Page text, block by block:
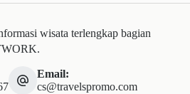
wisata terlengkap bagian
Email:
cs@travelspromo.com